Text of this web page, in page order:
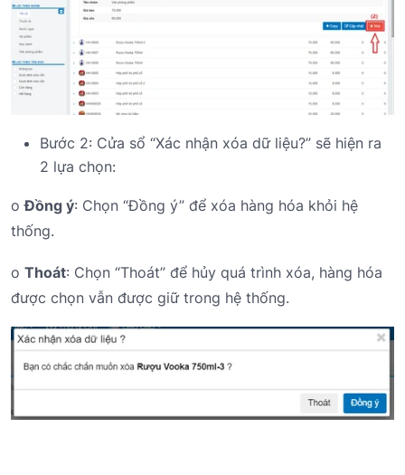
Bước 2: Cửa sổ “Xác nhận xóa dữ liệu?” sẽ hiện ra
2 lựa chọn:
oĐồng ý: Chọn “Đồng ý” để xóa hàng hóa khỏi hệ
thống.
o Thoát: Chọn “Thoát” để hủy quá trình xóa, hàng hóa
được chọn vẫn được giữ trong hệ thống.